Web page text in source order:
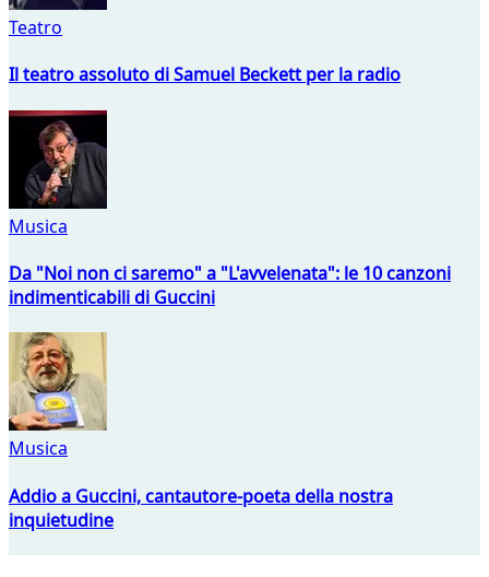
Teatro
Il teatro assoluto di Samuel Beckett per la radio
Musica
Da "Noi non ci saremo" a "L'avvelenata": le 10 canzoni
indimenticabili di Guccini
Musica
Addio a Guccini, cantautore-poeta della nostra
inquietudine